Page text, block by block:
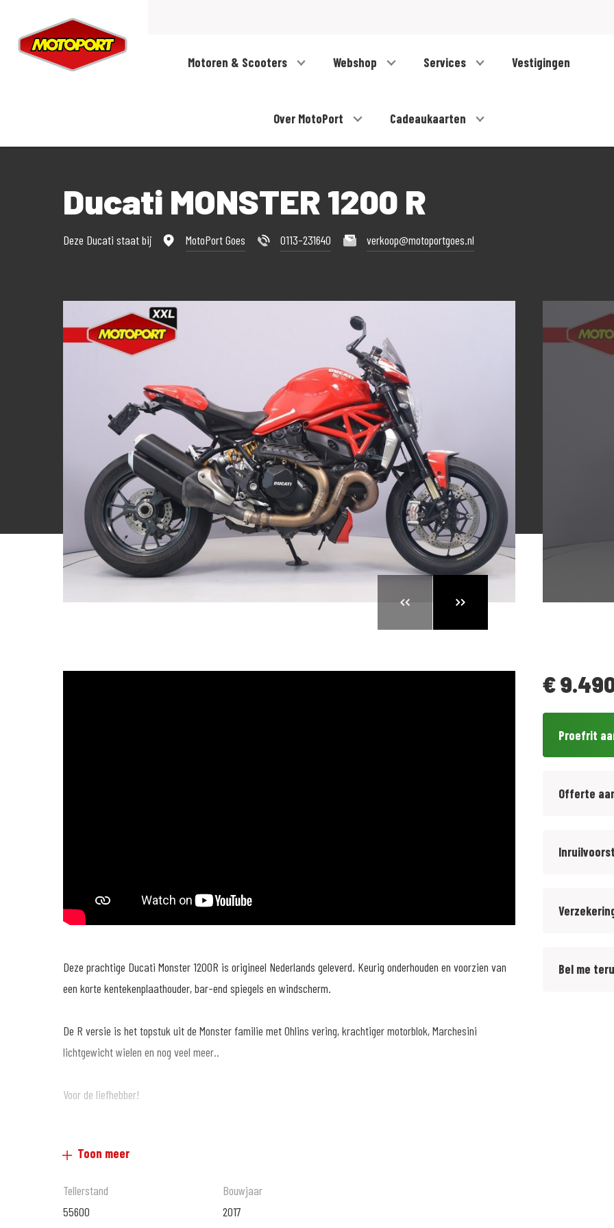
Motoren & Scooters Webshop Services Vestigingen
Over MotoPort Cadeaukaarten
Ducati MONSTER 1200 R
Deze Ducati staat bij MotoPort Goes 0113-231640 verkoop@motoportgoes.nl
Deze prachtige Ducati Monster 1200R is origineel Nederlands geleverd. Keurig onderhouden en voorzien van
een korte kentekenplaathouder, bar-end spiegels en windscherm.
De R versie is het topstuk uit de Monster familie met Ohlins vering, krachtiger motorblok, Marchesini
lichtgewicht wielen en nog veel meer..
Voor de liefhebber!
Toon meer
Tellerstand
55600
Bouwjaar
2017
€
Proefrit
Offerte
Bel me